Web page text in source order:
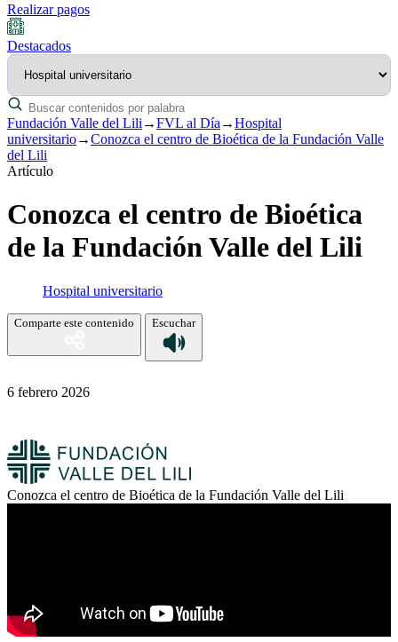
Realizar pagos
Destacados
Fundación Valle del Lili →FVL al Día →Hospital
universitario→Conozca el centro de Bioética de la Fundación Valle
del Lili
Artículo
Conozca el centro de Bioética
de la Fundación Valle del Lili
Hospital universitario
Comparte este contenido Escuchar
6 febrero 2026
Conozca el centro de Bioética de la Fundación Valle del Lili